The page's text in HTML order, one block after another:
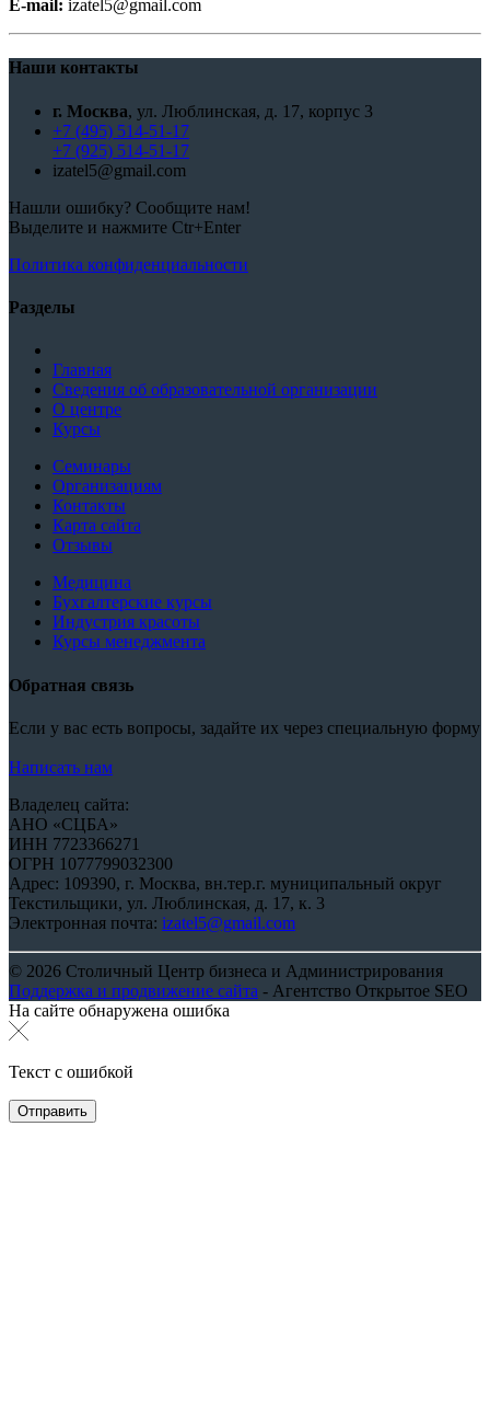
E-mail: izatel5@gmail.com
Наши контакты
г. Москва, ул. Люблинская, д. 17, корпус 3
+7 (495) 514-51-17
+7 (925) 514-51-17
izatel5@gmail.com
Нашли ошибку? Сообщите нам!
Выделите и нажмите Ctr+Enter
Политика конфиденциальности
Разделы
Главная
Сведения об образовательной организации
О центре
Курсы
Семинары
Организациям
Контакты
Карта сайта
Отзывы
Медицина
Бухгалтерские курсы
Индустрия красоты
Курсы менеджмента
Обратная связь
Если у вас есть вопросы, задайте их через специальную форму
Написать нам
Владелец сайта:
АНО «СЦБА»
ИНН 7723366271
ОГРН 1077799032300
Адрес: 109390, г. Москва, вн.тер.г. муниципальный округ
Текстильщики, ул. Люблинская, д. 17, к. 3
Электронная почта: izatel5@gmail.com
© 2026 Столичный Центр бизнеса и Администрирования
Поддержка и продвижение сайта - Агентство Открытое SEO
На сайте обнаружена ошибка
Текст с ошибкой